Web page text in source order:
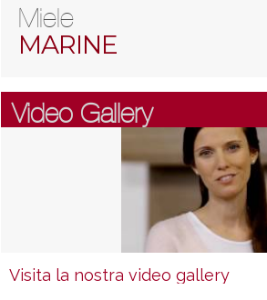
Miele
MARINE
Video Gallery
Visita la nostra video gallery